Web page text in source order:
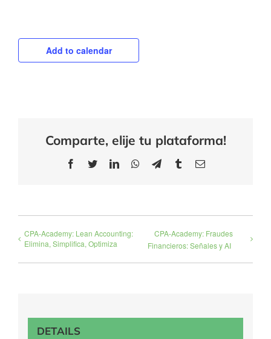
Add to calendar
Comparte, elije tu plataforma!
Facebook
TwitterLinkedInWhatsApp
TelegramTumblrEmail
CPA-Academy: Lean Accounting:
Elimina, Simplifica, Optimiza
CPA-Academy: Fraudes
Financieros: Señales y AI
DETAILS